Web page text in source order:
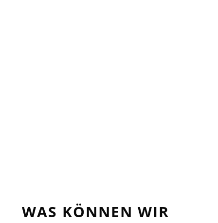
WAS KÖNNEN WIR